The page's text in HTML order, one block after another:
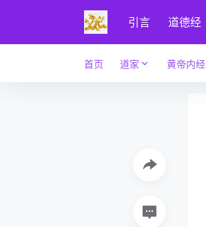
引言 道德经
首页 道家 黄帝内经